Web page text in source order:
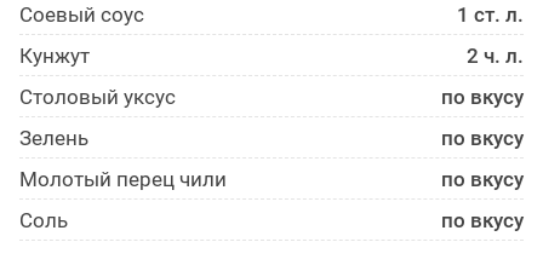
Соевый соус
1 ст. л.
Кунжут
2 ч. л.
Столовый уксус
по вкусу
Зелень
по вкусу
Молотый перец чили
по вкусу
Соль
по вкусу